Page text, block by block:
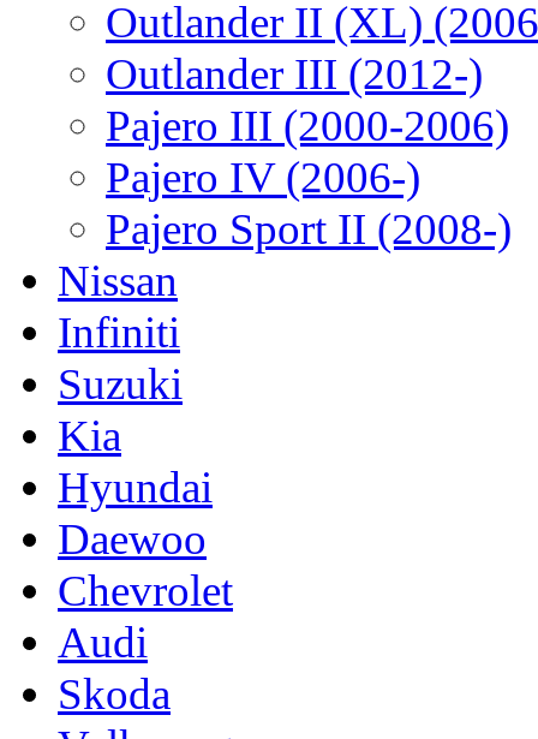
Outlander II (XL)
Outlander III (2012-)
Pajero III (2000-2006)
Pajero IV (2006-)
Pajero Sport II (2008-)
Nissan
Infiniti
Suzuki
Kia
Hyundai
Daewoo
Chevrolet
Audi
Skoda